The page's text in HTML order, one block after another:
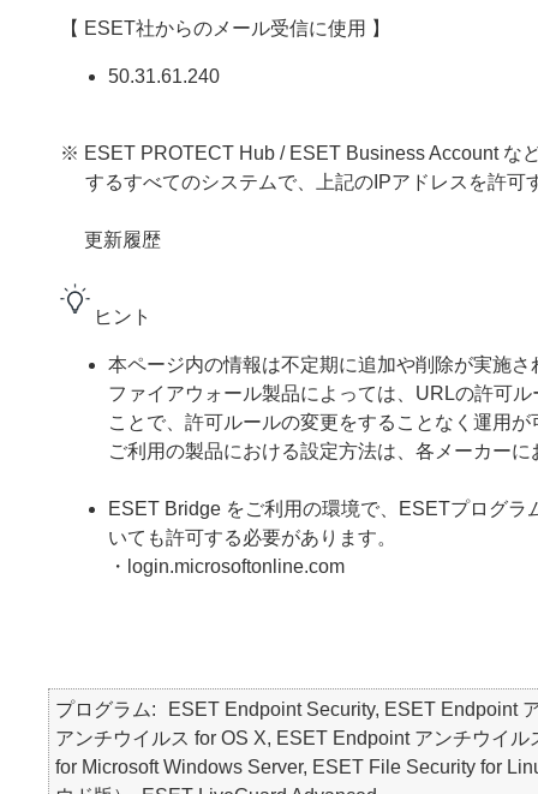
【 ESET社からのメール受信に使用 】
50.31.61.240
※ ESET PROTECT Hub / ESET Business Account な
するすべてのシステムで、上記のIPアドレスを許可
更新履歴
ヒント
本ページ内の情報は不定期に追加や削除が実施さ
ファイアウォール製品によっては、URLの許可
ことで、許可ルールの変更をすることなく運用
ご利用の製品における設定方法は、各メーカー
ESET Bridge をご利用の環境で、ESETプログ
いても許可する必要があります。
・login.microsoftonline.com
プログラム
ESET Endpoint Security, ESET Endpoint
アンチウイルス for OS X, ESET Endpoint アンチウイ
for Microsoft Windows Server, ESET File Security for